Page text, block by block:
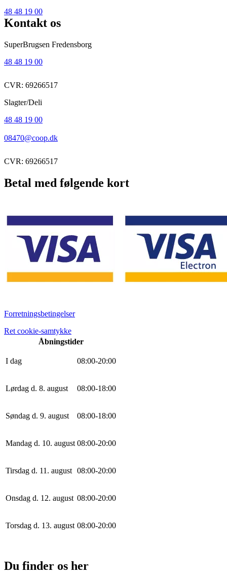
48 48 19 00
Kontakt os
SuperBrugsen Fredensborg
48 48 19 00
CVR: 69266517
Slagter/Deli
48 48 19 00
08470@coop.dk
CVR: 69266517
Betal med følgende kort
Forretningsbetingelser
Ret cookie-samtykke
Åbningstider
I dag 08:00-20:00
Lørdag d. 8. august 08:00-18:00
Søndag d. 9. august 08:00-18:00
Mandag d. 10. august 08:00-20:00
Tirsdag d. 11. august 08:00-20:00
Onsdag d. 12. august 08:00-20:00
Torsdag d. 13. august 08:00-20:00
Du finder os her